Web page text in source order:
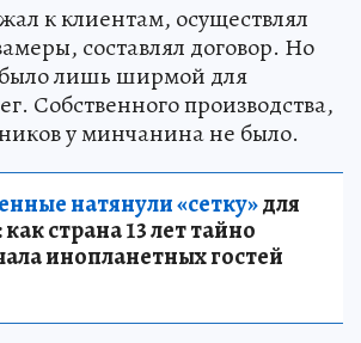
к клиентам, осуществлял
составлял договор. Но
было лишь ширмой для
Собственного производства,
у минчанина не было.
натянули «сетку»для
страна 13 лет тайно
инопланетных гостей